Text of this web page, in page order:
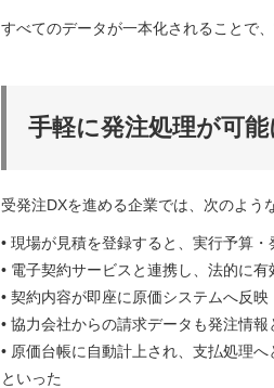
すべてのデータが一本化されることで
手軽に発注処理が可
受発注DXを進める企業では、次のよう
• 現場が見積を登録すると、実行予算
• 電子契約サービスと連携し、法的に
• 契約内容が即座に原価システムへ反映
• 協力会社からの請求データも発注情
• 原価台帳に自動計上され、支払処理へ
といった